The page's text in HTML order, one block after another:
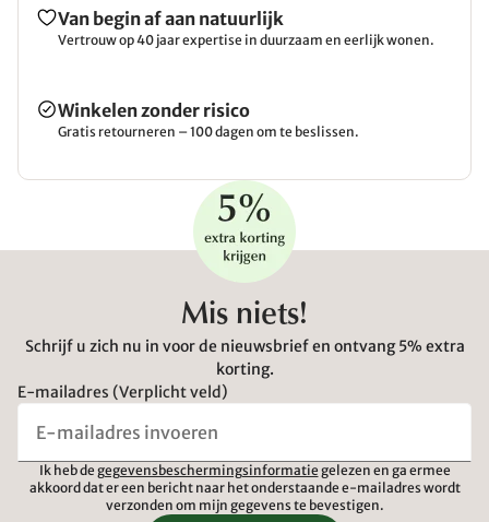
Van begin af aan natuurlijk
Vertrouw op 40 jaar expertise in duurzaam en eerlijk wonen.
Winkelen zonder risico
Gratis retourneren – 100 dagen om te beslissen.
Mis niets!
Schrijf u zich nu in voor de nieuwsbrief en ontvang 5% extra
korting.
E-mailadres (Verplicht veld)
Ik heb de gegevensbeschermingsinformatie gelezen en ga ermee
akkoord dat er een bericht naar het onderstaande e-mailadres wordt
verzonden om mijn gegevens te bevestigen.